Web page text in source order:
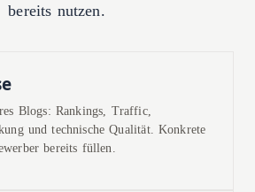
bereits nutzen.
Blogs: Rankings, Traffic,
und technische Qualität. Konkrete
bereits füllen.